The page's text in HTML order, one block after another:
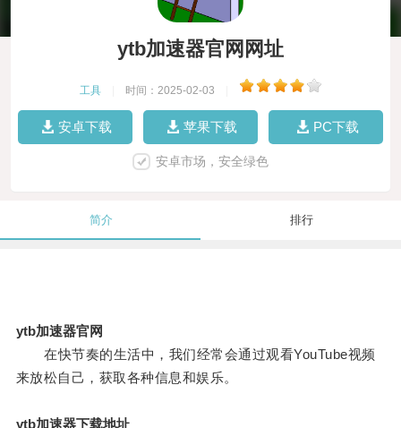
ytb加速器官网网址
工具 时间：2025-02-03
安卓下载 苹果下载 PC下载
安卓市场，安全绿色
简介 排行
ytb加速器官网
在快节奏的生活中，我们经常会通过观看YouTube视频
来放松自己，获取各种信息和娱乐。
ytb加速器下载地址